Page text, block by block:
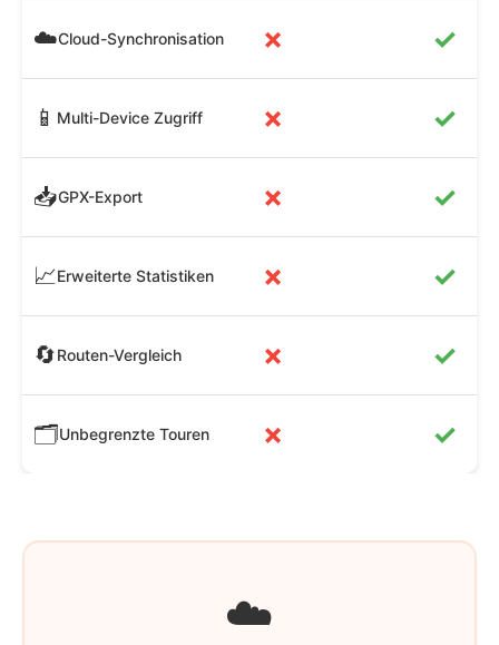
☁️Cloud-Synchronisation ✗ ✓
📱 Multi-Device Zugriff ✗ ✓
📥GPX-Export ✗ ✓
📈Erweiterte Statistiken ✗ ✓
🔄Routen-Vergleich ✗ ✓
🗂️Unbegrenzte Touren ✗ ✓
☁️